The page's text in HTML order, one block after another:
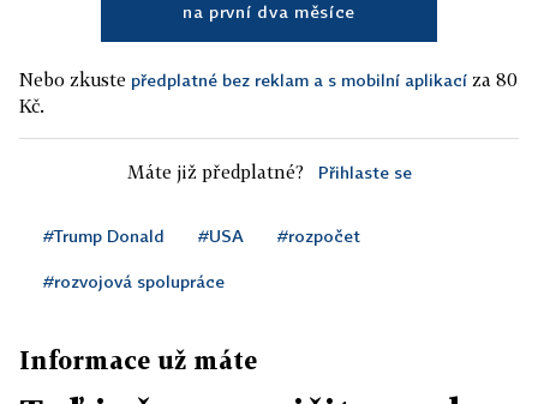
na první dva měsíce
Nebo zkuste předplatné bez reklam a s mobilní aplikací za 80
Kč.
Máte již předplatné? Přihlaste se
#Trump Donald #USA #rozpočet
#rozvojová spolupráce
Informace už máte